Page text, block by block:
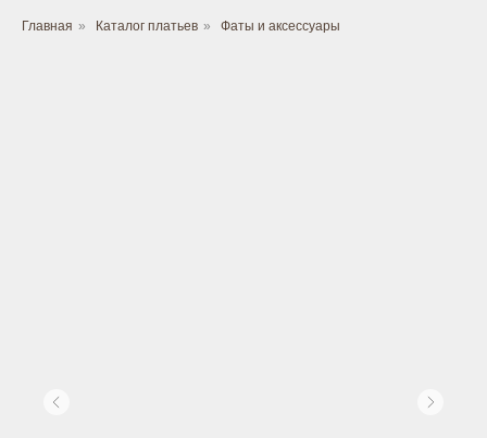
Главная » Каталог платьев » Фаты и аксессуары